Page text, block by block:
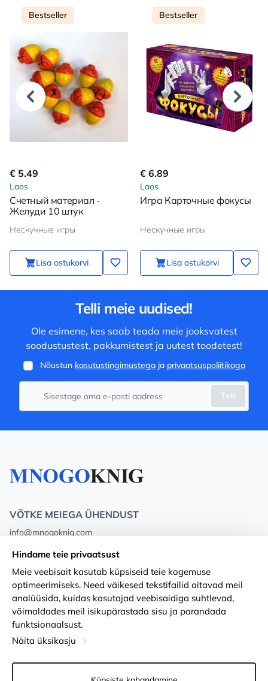
Bestseller
€ 5.49
Laos
Счетный материал -
Желуди 10 штук
Нескучные игры
Lisa ostukorvi
Bestseller
€ 6.89
Laos
Игра Карточные фокусы
Нескучные игры
Lisa ostukorvi
Telli meie uudised!
Ole esimene, kes saab teada meie jooksvatest
soodustustest, pakkumistest ja uutest toodetest!
Nõustun kasutustingimustegaja privaatsuspoliitikaga
Telli
VÕTKE MEIEGA ÜHENDUST
info@mnogoknig.com
Rīga, Augusta Deglava 69d, LV-1082
Meist
Poed
Kohaletoimetamine ja makse
Lojaalsuskaardid
Privacy Policy
Tingimused
Kauba tagastamine
Hindame teie privaatsust
Meie veebisait kasutab küpsiseid teie kogemuse
optimeerimiseks. Need väikesed tekstifailid aitavad meil
analüüsida, kuidas kasutajad veebisaidiga suhtlevad,
võimaldades meil isikupärastada sisu ja parandada
funktsionaalsust.
Näita üksikasju